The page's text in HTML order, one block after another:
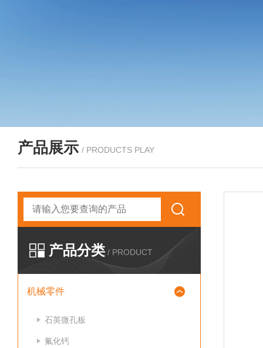
产品展示 / PRODUCTS PLAY
产品分类 / PRODUCT
机械零件
石英微孔板
氟化钙